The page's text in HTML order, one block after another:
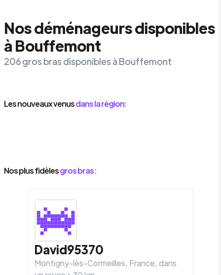
Nos déménageurs disponibles
à Bouffemont
206 gros bras disponibles à Bouffemont
Les nouveaux venusdans la région:
Nos plus fidèlesgros bras :
David95370
Montigny-lès-Cormeilles, France, dans